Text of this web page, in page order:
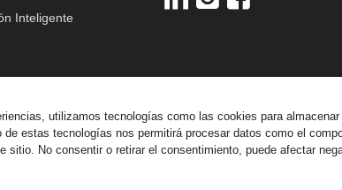
utilizamos tecnologías como las cookies para
estas tecnologías nos permitirá procesar datos como el
sitio. No consentir o retirar el consentimiento, puede afectar
Inteligente